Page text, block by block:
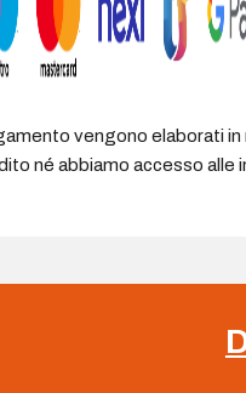
vengono elaborati
né abbiamo accesso alle